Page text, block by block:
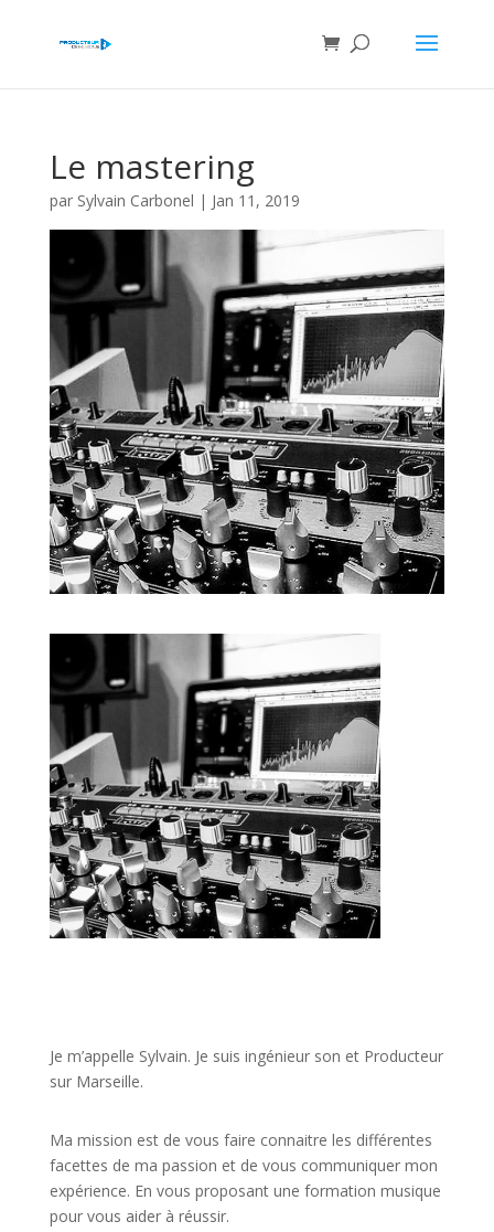
Le mastering
par Sylvain Carbonel | Jan 11, 2019
Je m’appelle Sylvain. Je suis ingénieur son et Producteur
sur Marseille.
Ma mission est de vous faire connaitre les différentes
facettes de ma passion et de vous communiquer mon
expérience. En vous proposant une formation musique
pour vous aider à réussir.